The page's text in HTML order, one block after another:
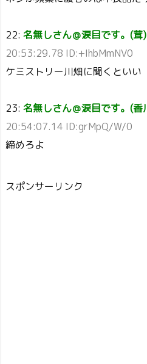
22: 名無しさん＠涙目です。(
20:53:29.78 ID:+IhbMmNV0
ケミストリー川畑に聞くといい
23: 名無しさん＠涙目です。(
20:54:07.14 ID:grMpQ/W/0
締めろよ
スポンサーリンク